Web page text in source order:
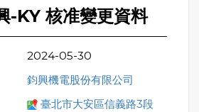
-KY 核准變更資料
2024-05-30
鈞興機電股份有限公司
臺北市大安區信義路3段